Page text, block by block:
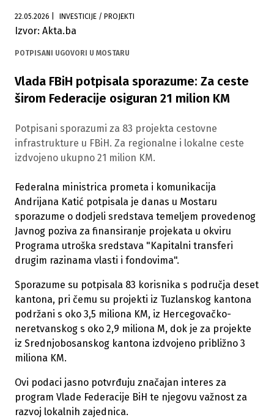
22.05.2026 INVESTICIJE / PROJEKTI
Izvor: Akta.ba
POTPISANI UGOVORI U MOSTARU
Vlada FBiH potpisala sporazume: Za ceste
širom Federacije osiguran 21 milion KM
Potpisani sporazumi za 83 projekta cestovne
infrastrukture u FBiH. Za regionalne i lokalne ceste
izdvojeno ukupno 21 milion KM.
Federalna ministrica prometa i komunikacija
Andrijana Katić potpisala je danas u Mostaru
sporazume o dodjeli sredstava temeljem provedenog
Javnog poziva za finansiranje projekata u okviru
Programa utroška sredstava "Kapitalni transferi
drugim razinama vlasti i fondovima".
Sporazume su potpisala 83 korisnika s područja deset
kantona, pri čemu su projekti iz Tuzlanskog kantona
podržani s oko 3,5 miliona KM, iz Hercegovačko-
neretvanskog s oko 2,9 miliona M, dok je za projekte
iz Srednjobosanskog kantona izdvojeno približno 3
miliona KM.
Ovi podaci jasno potvrđuju značajan interes za
program Vlade Federacije BiH te njegovu važnost za
razvoj lokalnih zajednica.